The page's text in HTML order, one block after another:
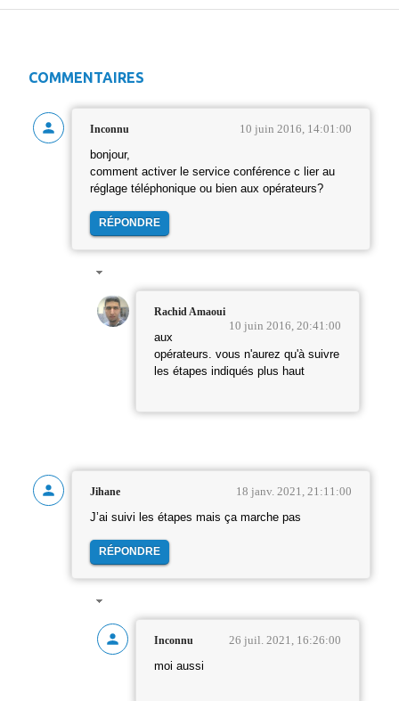
COMMENTAIRES
Inconnu 10 juin 2016, 14:01:00
bonjour,
comment activer le service conférence c lier au
réglage téléphonique ou bien aux opérateurs?
RÉPONDRE
Rachid Amaoui
10 juin 2016, 20:41:00
aux
opérateurs. vous n'aurez qu'à suivre
les étapes indiqués plus haut
Jihane 18 janv. 2021, 21:11:00
J’ai suivi les étapes mais ça marche pas
RÉPONDRE
Inconnu 26 juil. 2021, 16:26:00
moi aussi